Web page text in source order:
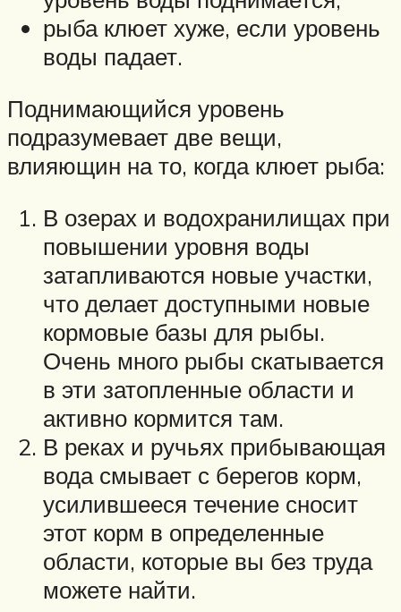
рыба клюет хуже, если уровень
воды падает.
Поднимающийся уровень
подразумевает две вещи,
влияющин на то, когда клюет рыба:
В озерах и водохранилищах при
повышении уровня воды
затапливаются новые участки,
что делает доступными новые
кормовые базы для рыбы.
Очень много рыбы скатывается
в эти затопленные области и
активно кормится там.
В реках и ручьях прибывающая
вода смывает с берегов корм,
усилившееся течение сносит
этот корм в определенные
области, которые вы без труда
можете найти.